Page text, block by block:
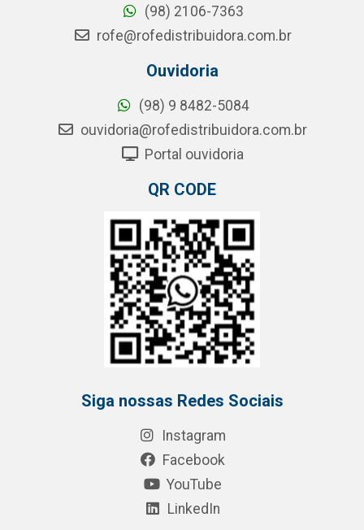
(98) 2106-7363
rofe@rofedistribuidora.com.br
Ouvidoria
(98) 9 8482-5084
ouvidoria@rofedistribuidora.com.br
Portal ouvidoria
QR CODE
Siga nossas Redes Sociais
Instagram
Facebook
YouTube
LinkedIn